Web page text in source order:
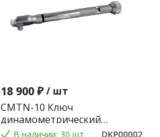
18 900 ₽ / шт
CMTN-10 Ключ
динамометрический
предельного типа 2-10 Nm.
В наличии: 30 шт
DKP00002